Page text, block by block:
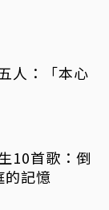
人：「本心
10首歌：倒
的記憶